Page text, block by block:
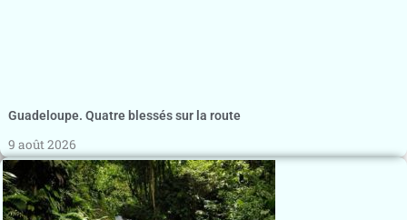
Guadeloupe. Quatre blessés sur la route
9 août 2026